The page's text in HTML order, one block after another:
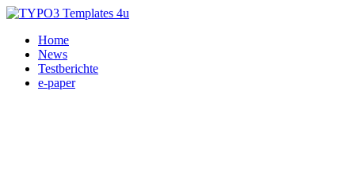
Home
News
Testberichte
e-paper